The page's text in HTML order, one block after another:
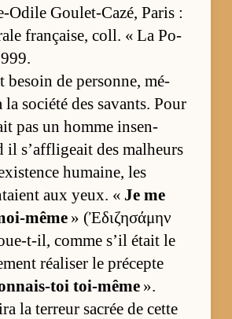
Odile Gou­let-Ca­zé, Pa­ris :
françai­se, coll. « La Po­
be­soin de per­son­ne, mé­
so­ciété des sa­vants. Pour
pas un homme in­sen­
il s’af­fli­geait des mal­heurs
hu­mai­ne, les
aux yeux. « Je me
même » (Ἐδιζησάμην
t-il, comme s’il était le
réa­li­ser le pré­cepte
toi toi-même ».
la ter­reur sa­crée de cette